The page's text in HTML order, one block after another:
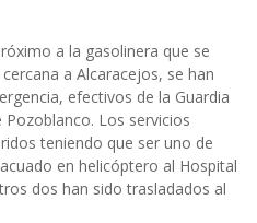
a la gasolinera que se
a Alcaracejos, se han
efectivos de la Guardia
Los servicios
teniendo que ser uno de
en helicóptero al Hospital
dos han sido trasladados al